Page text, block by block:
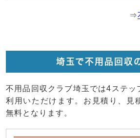
⇒
埼玉で不用品回収
不用品回収クラブ埼玉では4ステッ
利用いただけます。お見積り、見
無料となります。